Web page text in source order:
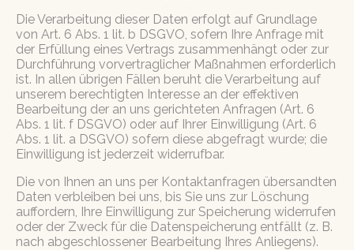
Die Verarbeitung dieser Daten erfolgt auf Grundlage
von Art. 6 Abs. 1 lit. b DSGVO, sofern Ihre Anfrage mit
der Erfüllung eines Vertrags zusammenhängt oder zur
Durchführung vorvertraglicher Maßnahmen erforderlich
ist. In allen übrigen Fällen beruht die Verarbeitung auf
unserem berechtigten Interesse an der effektiven
Bearbeitung der an uns gerichteten Anfragen (Art. 6
Abs. 1 lit. f DSGVO) oder auf Ihrer Einwilligung (Art. 6
Abs. 1 lit. a DSGVO) sofern diese abgefragt wurde; die
Einwilligung ist jederzeit widerrufbar.
Die von Ihnen an uns per Kontaktanfragen übersandten
Daten verbleiben bei uns, bis Sie uns zur Löschung
auffordern, Ihre Einwilligung zur Speicherung widerrufen
oder der Zweck für die Datenspeicherung entfällt (z. B.
nach abgeschlossener Bearbeitung Ihres Anliegens).